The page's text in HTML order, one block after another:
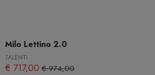
Milo Lettino 2.0
TALENTI
€ 717,00 € 974,00